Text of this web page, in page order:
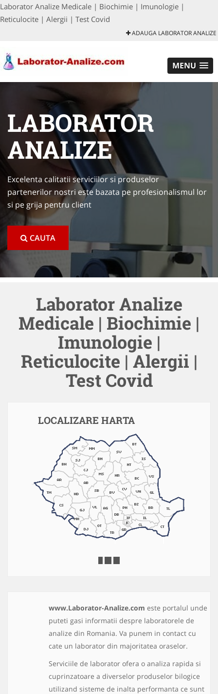
Laborator Analize Medicale | Biochimie | Imunologie |
Reticulocite | Alergii | Test Covid
ADAUGA LABORATOR ANALIZE
MENU
LABORATOR
ANALIZE
Excelenta calitatii serviciilor si produselor
partenerilor nostri este bazata pe profesionalismul lor
si pe grija pentru client
CAUTA
Laborator Analize
Medicale | Biochimie |
Imunologie |
Reticulocite | Alergii |
Test Covid
LOCALIZARE HARTA
www.Laborator-Analize.com este portalul unde
puteti gasi informatii despre laboratorele de
analize din Romania. Va punem in contact cu
cate un laborator din majoritatea oraselor.
Serviciile de laborator ofera o analiza rapida si
cuprinzatoare a diverselor produselor bilogice
utilizand sisteme de inalta performanta ce sunt